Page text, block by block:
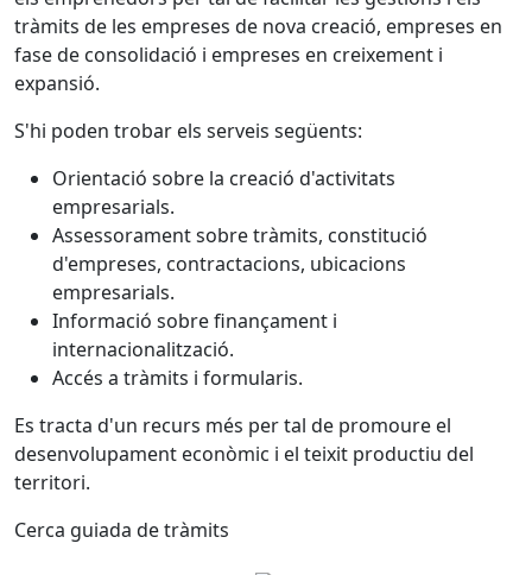
tràmits de les empreses de nova creació, empreses en
fase de consolidació i empreses en creixement i
expansió.
S'hi poden trobar els serveis següents:
Orientació sobre la creació d'activitats
empresarials.
Assessorament sobre tràmits, constitució
d'empreses, contractacions, ubicacions
empresarials.
Informació sobre finançament i
internacionalització.
Accés a tràmits i formularis.
Es tracta d'un recurs més per tal de promoure el
desenvolupament econòmic i el teixit productiu del
territori.
Cerca guiada de tràmits